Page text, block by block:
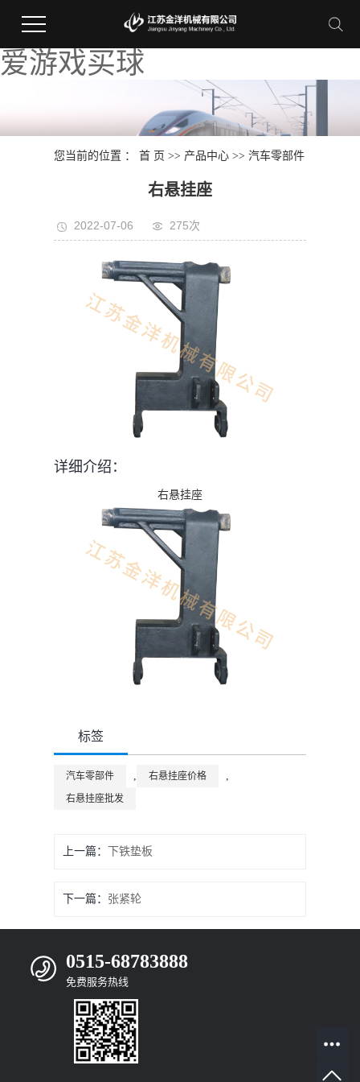
爱游戏买球
您当前的位置 ：首 页 >> 产品中心 >>汽车零部件
右悬挂座
2022-07-06 275次
详细介绍：
右悬挂座
标签
汽车零部件 , 右悬挂座价格 ,
右悬挂座批发
上一篇： 下铁垫板
下一篇： 张紧轮
0515-68783888
免费服务热线